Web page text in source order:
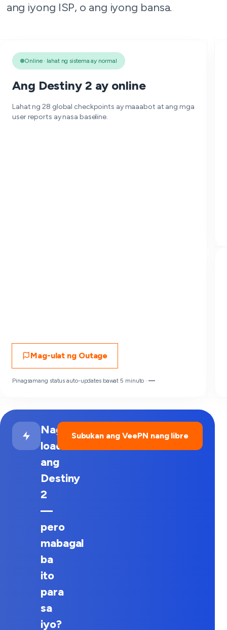
ang iyong ISP, o ang iyong bansa.
Online · lahat ng sistema ay normal
Ang Destiny 2 ay online
Lahat ng 28 global checkpoints ay maaabot at ang mga
user reports ay nasa baseline.
Mag-ulat ng Outage
Pinagsamang status auto-updates bawat 5 minuto ·—
Naglo-
load
ang
Destiny
2
—
pero
mabagal
ba
ito
para
sa
iyo?
Subukan ang VeePN nang libre